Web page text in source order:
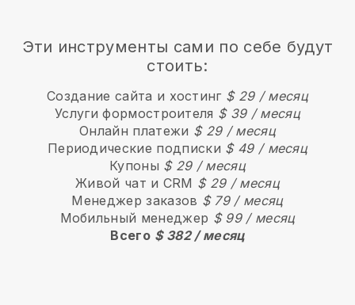
Эти инструменты сами по себе будут
стоить:
Создание сайта и хостинг $ 29 / месяц
Услуги формостроителя $ 39 / месяц
Онлайн платежи $ 29 / месяц
Периодические подписки $ 49 / месяц
Купоны $ 29 / месяц
Живой чат и CRM $ 29 / месяц
Менеджер заказов $ 79 / месяц
Мобильный менеджер $ 99 / месяц
Всего $ 382 / месяц